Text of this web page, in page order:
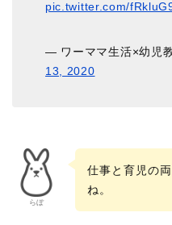
pic.twitter.com/
— ワーママ生活×幼児
13, 2020
らぼ
仕事と育児の
ね。